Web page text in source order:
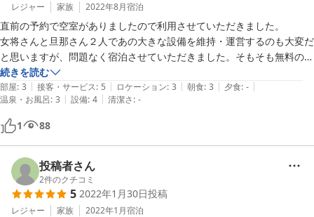
またぜひ訪問させて頂きです。
ありがとうございました。
レジャー 家族 2022年8月宿泊
直前の予約で空室がありましたので利用させていただきました。
女将さんと旦那さん２人であの大きな設備を維持・運営するのも大変だ
と思いますが、問題なく宿泊させていただきました。そもそも無料の朝
食も、手が回らないところをインスタントで補っているところは、逆に
ほっこりしました。また、子供にお菓子まで用意していただき、ありが
とうございました。また機会がありましたら利用させていただきたいで
す。
続きを読む
部屋: 3 | 接客・サービス: 5 | ロケーション: 3 | 朝食: 3 | 夕食: - |
温泉・お風呂: 3 | 設備: 4 | 清潔さ: -
1 88
投稿者さん
2件のクチコミ
5 2022年1月30日投稿
レジャー 家族 2022年1月宿泊